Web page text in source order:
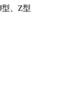
、Z型